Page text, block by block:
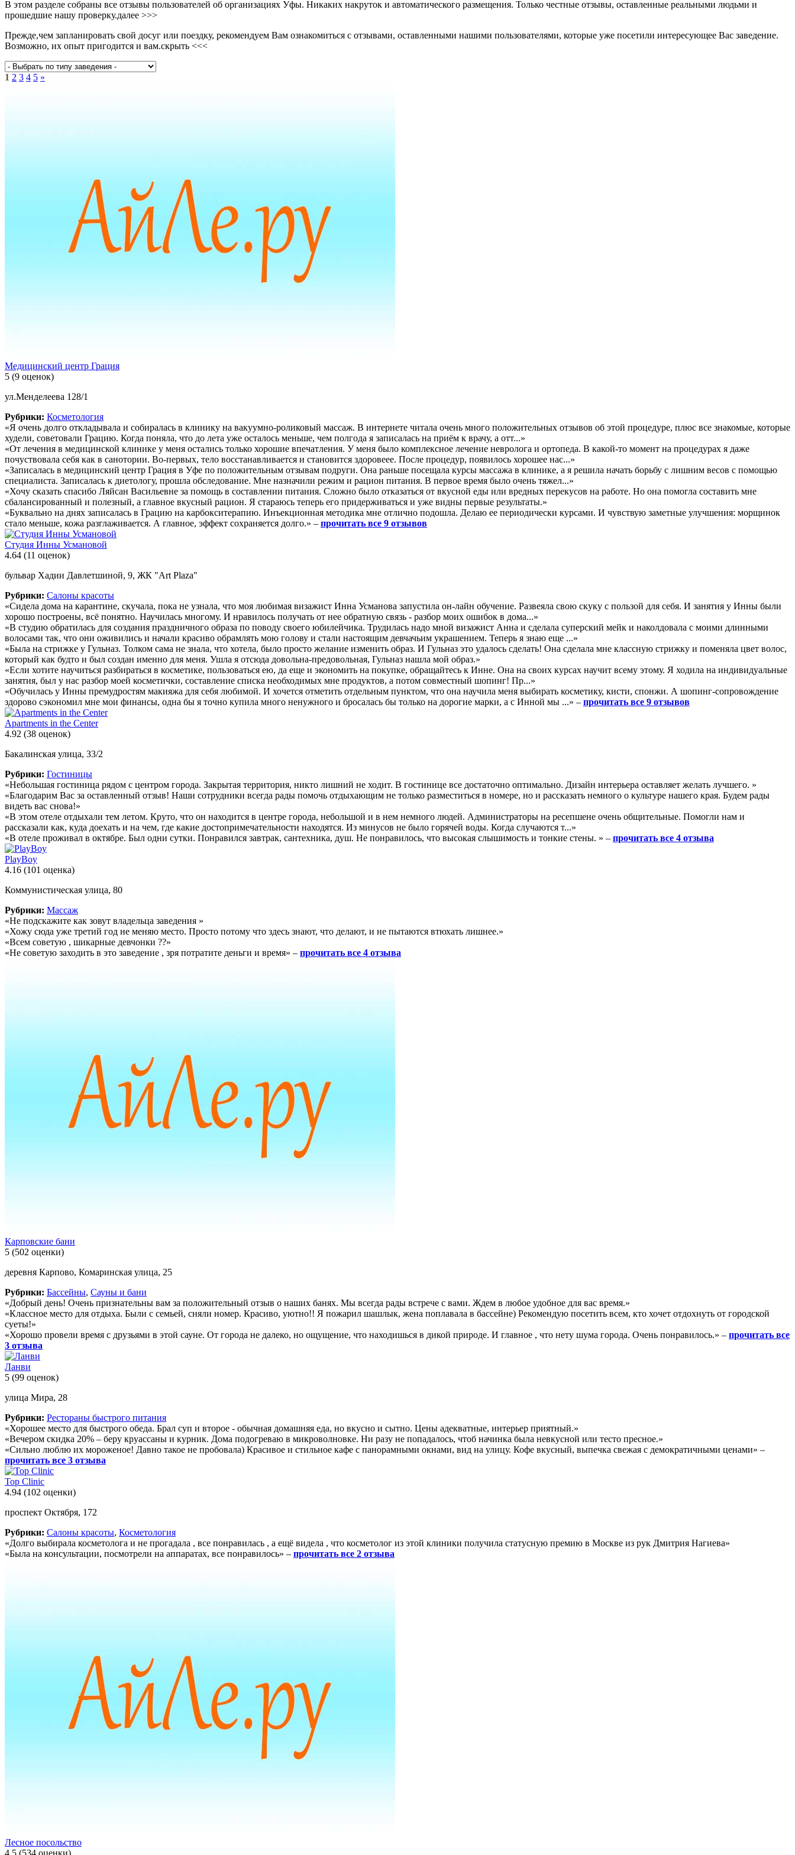
В этом разделе собраны все отзывы пользователей об организациях Уфы. Никаких накруток и автоматического размещения. Только честные отзывы, оставленные реальными людьми и
прошедшие нашу проверку.далее >>>
Прежде,чем запланировать свой досуг или поездку, рекомендуем Вам ознакомиться с отзывами, оставленными нашими пользователями, которые уже посетили интересующее Вас заведение.
Возможно, их опыт пригодится и вам.скрыть <<<
1 2 3 4 5 »
Медицинский центр Грация
5 (9 оценок)
ул.Менделеева 128/1
Рубрики: Косметология
«Я очень долго откладывала и собиралась в клинику на вакуумно-роликовый массаж. В интернете читала очень много положительных отзывов об этой процедуре, плюс все знакомые, которые
худели, советовали Грацию. Когда поняла, что до лета уже осталось меньше, чем полгода я записалась на приём к врачу, а отт...»
«От лечения в медицинской клинике у меня остались только хорошие впечатления. У меня было комплексное лечение невролога и ортопеда. В какой-то момент на процедурах я даже
почуствовала себя как в санотории. Во-первых, тело восстанавливается и становится здоровеее. После процедур, появилось хорошее нас...»
«Записалась в медицинский центр Грация в Уфе по положительным отзывам подруги. Она раньше посещала курсы массажа в клинике, а я решила начать борьбу с лишним весов с помощью
специалиста. Записалась к диетологу, прошла обследование. Мне назначили режим и рацион питания. В первое время было очень тяжел...»
«Хочу сказать спасибо Ляйсан Васильевне за помощь в составлении питания. Сложно было отказаться от вкусной еды или вредных перекусов на работе. Но она помогла составить мне
сбалансированный и полезный, а главное вкусный рацион. Я стараюсь теперь его придерживаться и уже видны первые результаты.»
«Буквально на днях записалась в Грацию на карбокситерапию. Инъекционная методика мне отлично подошла. Делаю ее периодически курсами. И чувствую заметные улучшения: морщинок
стало меньше, кожа разглаживается. А главное, эффект сохраняется долго.» – прочитать все 9 отзывов
Студия Инны Усмановой
4.64 (11 оценок)
бульвар Хадии Давлетшиной, 9, ЖК "Art Plaza"
Рубрики: Салоны красоты
«Сидела дома на карантине, скучала, пока не узнала, что моя любимая визажист Инна Усманова запустила он-лайн обучение. Развеяла свою скуку с пользой для себя. И занятия у Инны были
хорошо построены, всё понятно. Научилась многому. И нравилось получать от нее обратную связь - разбор моих ошибок в дома...»
«В студию обратилась для создания праздничного образа по поводу своего юбилейчика. Трудилась надо мной визажист Анна и сделала суперский мейк и наколдовала с моими длинными
волосами так, что они оживились и начали красиво обрамлять мою голову и стали настоящим девчачьим украшением. Теперь я знаю еще ...»
«Была на стрижке у Гульназ. Толком сама не знала, что хотела, было просто желание изменить образ. И Гульназ это удалось сделать! Она сделала мне классную стрижку и поменяла цвет волос,
который как будто и был создан именно для меня. Ушла я отсюда довольна-предовольная, Гульназ нашла мой образ.»
«Если хотите научиться разбираться в косметике, пользоваться ею, да еще и экономить на покупке, обращайтесь к Инне. Она на своих курсах научит всему этому. Я ходила на индивидуальные
занятия, был у нас разбор моей косметички, составление списка необходимых мне продуктов, а потом совместный шопинг! Пр...»
«Обучилась у Инны премудростям макияжа для себя любимой. И хочется отметить отдельным пунктом, что она научила меня выбирать косметику, кисти, спонжи. А шопинг-сопровождение
здорово сэкономил мне мои финансы, одна бы я точно купила много ненужного и бросалась бы только на дорогие марки, а с Инной мы ...» – прочитать все 9 отзывов
Apartments in the Center
4.92 (38 оценок)
Бакалинская улица, 33/2
Рубрики: Гостиницы
«Небольшая гостиница рядом с центром города. Закрытая территория, никто лишний не ходит. В гостинице все достаточно оптимально. Дизайн интерьера оставляет желать лучшего. »
«Благодарим Вас за оставленный отзыв! Наши сотрудники всегда рады помочь отдыхающим не только разместиться в номере, но и рассказать немного о культуре нашего края. Будем рады
видеть вас снова!»
«В этом отеле отдыхали тем летом. Круто, что он находится в центре города, небольшой и в нем немного людей. Администраторы на ресепшене очень общительные. Помогли нам и
рассказали как, куда доехать и на чем, где какие достопримечательности находятся. Из минусов не было горячей воды. Когда случаются т...»
«В отеле проживал в октябре. Был одни сутки. Понравился завтрак, сантехника, душ. Не понравилось, что высокая слышимость и тонкие стены. » – прочитать все 4 отзыва
PlayBoy
4.16 (101 оценка)
Коммунистическая улица, 80
Рубрики: Массаж
«Не подскажите как зовут владельца заведения »
«Хожу сюда уже третий год не меняю место. Просто потому что здесь знают, что делают, и не пытаются втюхать лишнее.»
«Всем советую , шикарные девчонки ??»
«Не советую заходить в это заведение , зря потратите деньги и время» – прочитать все 4 отзыва
Карповские бани
5 (502 оценки)
деревня Карпово, Комаринская улица, 25
Рубрики: Бассейны, Сауны и бани
«Добрый день! Очень признательны вам за положительный отзыв о наших банях. Мы всегда рады встрече с вами. Ждем в любое удобное для вас время.»
«Классное место для отдыха. Были с семьей, сняли номер. Красиво, уютно!! Я пожарил шашлык, жена поплавала в бассейне) Рекомендую посетить всем, кто хочет отдохнуть от городской
суеты!»
«Хорошо провели время с друзьями в этой сауне. От города не далеко, но ощущение, что находишься в дикой природе. И главное , что нету шума города. Очень понравилось.» – прочитать все
3 отзыва
Ланви
5 (99 оценок)
улица Мира, 28
Рубрики: Рестораны быстрого питания
«Хорошее место для быстрого обеда. Брал суп и второе - обычная домашняя еда, но вкусно и сытно. Цены адекватные, интерьер приятный.»
«Вечером скидка 20% – беру круассаны и курник. Дома подогреваю в микроволновке. Ни разу не попадалось, чтоб начинка была невкусной или тесто пресное.»
«Сильно люблю их мороженое! Давно такое не пробовала) Красивое и стильное кафе с панорамными окнами, вид на улицу. Кофе вкусный, выпечка свежая с демократичными ценами» –
прочитать все 3 отзыва
Top Clinic
4.94 (102 оценки)
проспект Октября, 172
Рубрики: Салоны красоты, Косметология
«Долго выбирала косметолога и не прогадала , все понравилась , а ещё видела , что косметолог из этой клиники получила статусную премию в Москве из рук Дмитрия Нагиева»
«Была на консультации, посмотрели на аппаратах, все понравилось» – прочитать все 2 отзыва
Лесное посольство
4.5 (534 оценки)